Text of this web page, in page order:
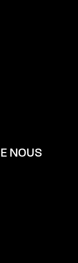
NOUS